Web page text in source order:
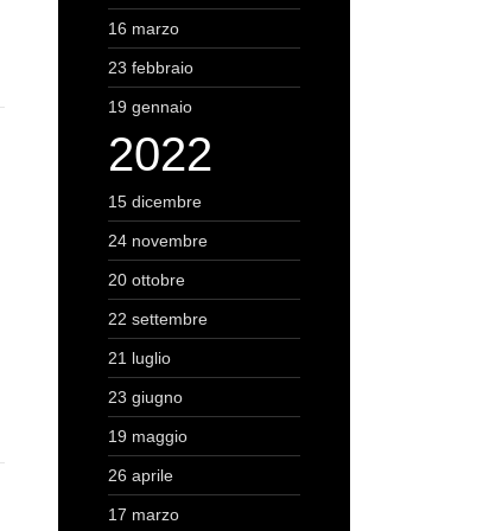
16 marzo
23 febbraio
19 gennaio
2022
15 dicembre
24 novembre
20 ottobre
22 settembre
21 luglio
23 giugno
19 maggio
26 aprile
17 marzo